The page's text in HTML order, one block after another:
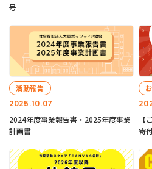
号
2025.10.07
活動報告
2024年度事業報告書・2025年度事業
計画書
寄